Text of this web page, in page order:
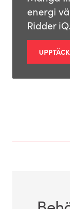
energi
Ridder